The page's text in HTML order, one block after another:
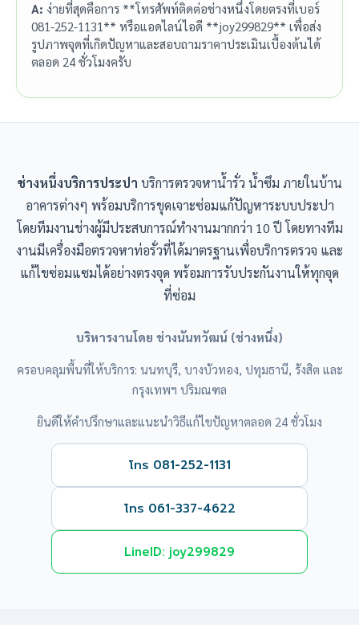
A: ง่ายที่สุดคือการ **โทรศัพท์ติดต่อช่างหนึ่งโดยตรงที่เบอร์
081-252-1131** หรือแอดไลน์ไอดี **joy299829** เพื่อส่ง
รูปภาพจุดที่เกิดปัญหาและสอบถามราคาประเมินเบื้องต้นได้
ตลอด 24 ชั่วโมงครับ
ช่างหนึ่งบริการประปา บริการตรวจหาน้ำรั่ว น้ำซึม ภายในบ้าน
อาคารต่างๆ พร้อมบริการขุดเจาะซ่อมแก้ปัญหาระบบประปา
โดยทีมงานช่างผู้มีประสบการณ์ทำงานมากกว่า 10 ปี โดยทางทีม
งานมีเครื่องมือตรวจหาท่อรั่วที่ได้มาตรฐานเพื่อบริการตรวจ และ
แก้ไขซ่อมแซมได้อย่างตรงจุด พร้อมการรับประกันงานให้ทุกจุด
ที่ซ่อม
บริหารงานโดย ช่างนันทวัฒน์ (ช่างหนึ่ง)
ครอบคลุมพื้นที่ให้บริการ: นนทบุรี, บางบัวทอง, ปทุมธานี, รังสิต และ
กรุงเทพฯ ปริมณฑล
ยินดีให้คำปรึกษาและแนะนำวิธีแก้ไขปัญหาตลอด 24 ชั่วโมง
โทร 081-252-1131
โทร 061-337-4622
LineID: joy299829